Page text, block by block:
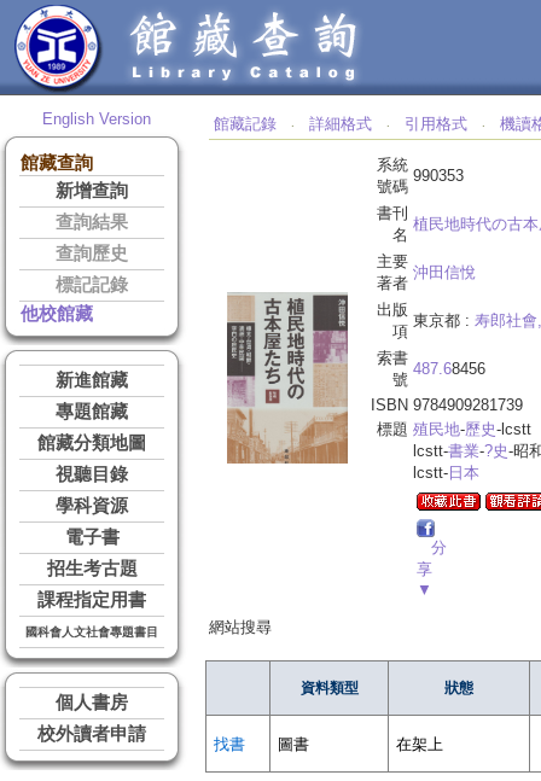
English Version
館藏查詢
新增查詢
查詢結果
查詢歷史
標記記錄
他校館藏
新進館藏
專題館藏
館藏分類地圖
視聽目錄
學科資源
電子書
招生考古題
課程指定用書
國科會人文社會專題書目
個人書房
校外讀者申請
館藏記錄 ‧ 詳細格式 ‧ 引用格式 ‧ 機讀
系統
號碼
990353
書刊
名
植民地時代の古
主要
著者
沖田信悅
出版
項
東京都 : 寿郎社會,
索書
號
487.68456
ISBN 9784909281739
標題 殖民地-歷史-lcstt
lcstt-書業-?史-昭
lcstt- 日本
分
享
▼
網站搜尋
資料類型 狀態
找書 圖書 在架上